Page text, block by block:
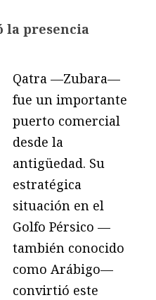
la presencia
Qatra —Zubara—
fue un importante
puerto comercial
desde la
antigüedad. Su
estratégica
situación en el
Golfo Pérsico —
también conocido
como Arábigo—
convirtió este